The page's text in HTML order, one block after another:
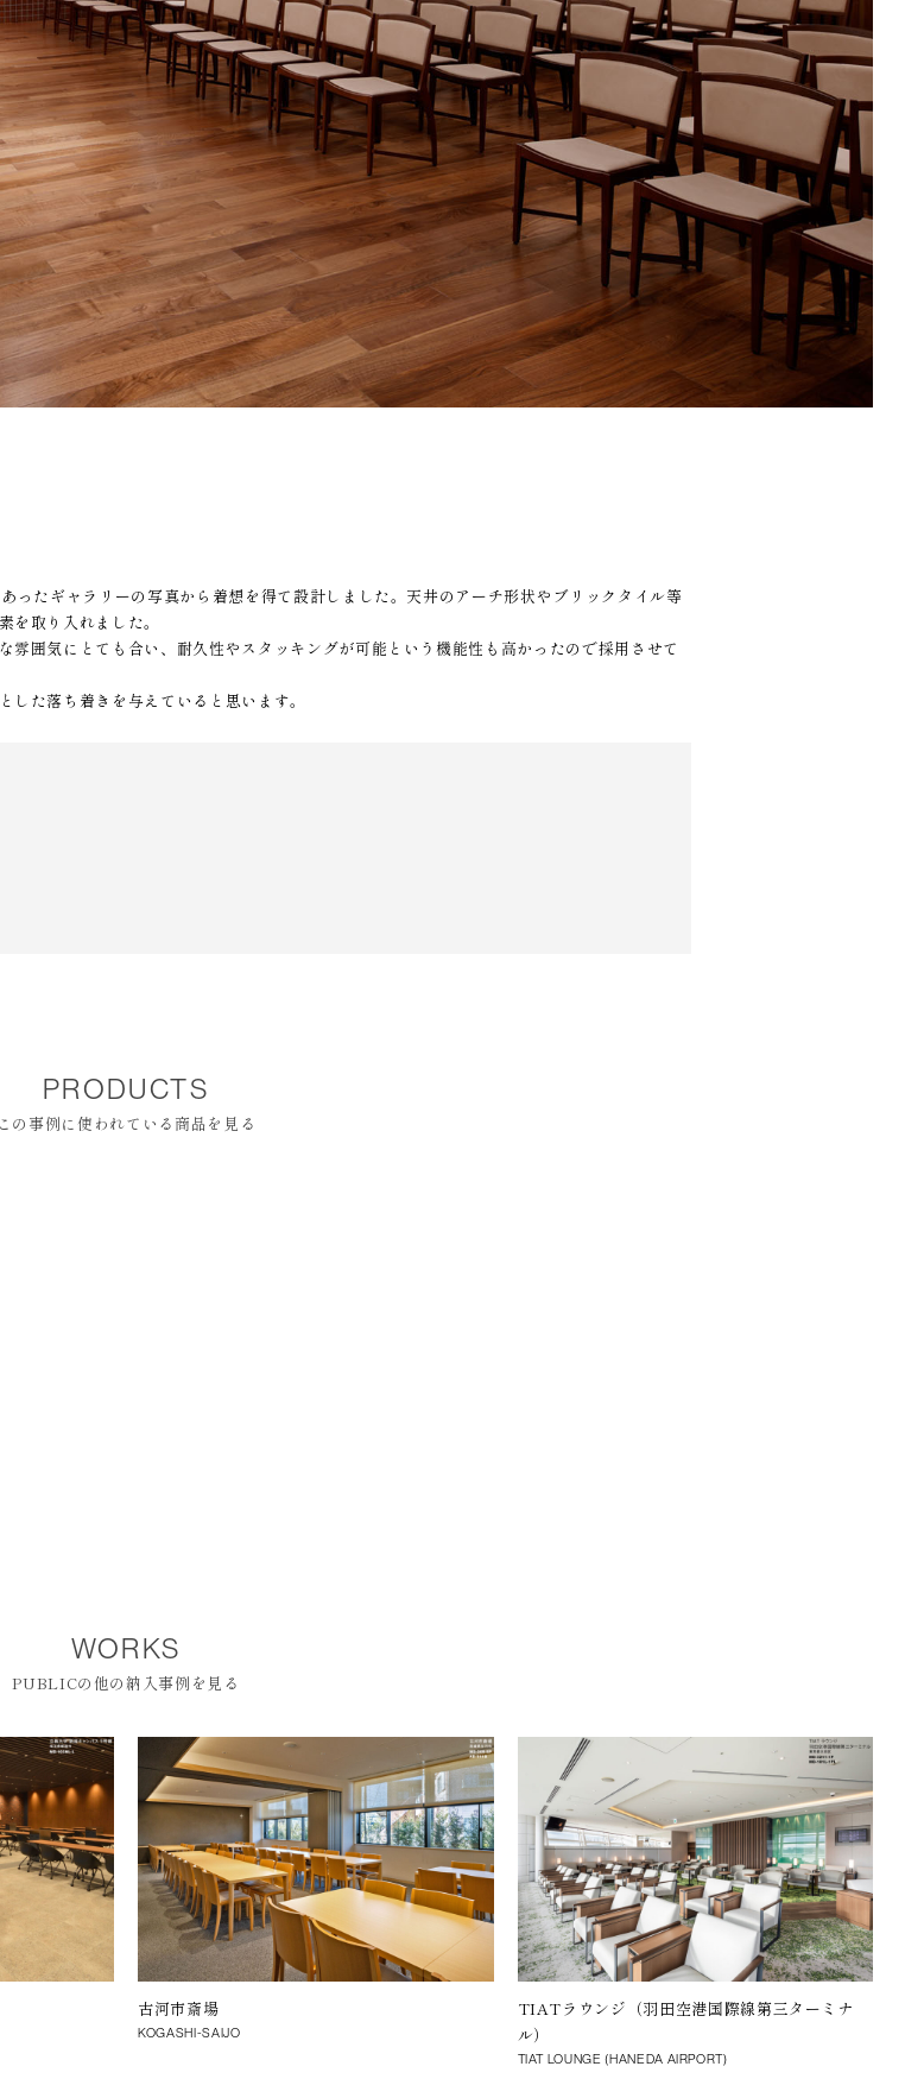
ったギャラリーの写真から着想を得て設計しました。天井のアーチ形状やブリックタイル等
取り入れました。
囲気にとても合い、耐久性やスタッキングが可能という機能性も高かったので採用させて
た落ち着きを与えていると思います。
PRODUCTS
この事例に使われている商品を見る
WORKS
PUBLICの他の納入事例を見る
古河市斎場
KOGASHI-SAIJO
TIATラウンジ（羽田空港国際線第三ターミナ
ル）
TIAT LOUNGE (HANEDA AIRPORT)